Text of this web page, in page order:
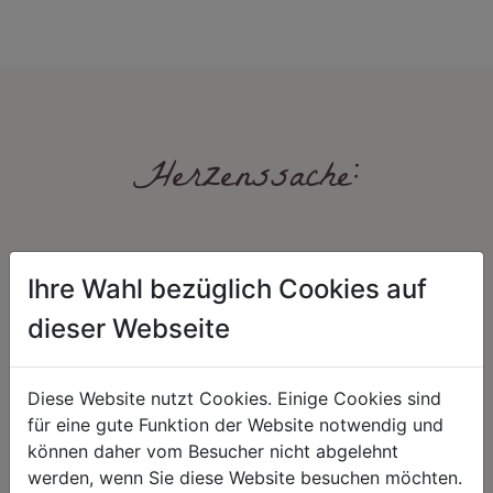
Herzenssache:
Unser Sortiment steht für ein
positives Lebensgefühl. Wir
schenken natürliche, stilvolle
Momente für harmonische Stunden
Nicht immer ist der günstigste Preis
auch ein guter Preis. Wir handeln
fair – im Hinblick auf unsere
Kalkulation, angemessene
Ihre Wahl bezüglich Cookies auf
dieser Webseite
Diese Website nutzt Cookies. Einige Cookies sind
für eine gute Funktion der Website notwendig und
können daher vom Besucher nicht abgelehnt
werden, wenn Sie diese Website besuchen möchten.